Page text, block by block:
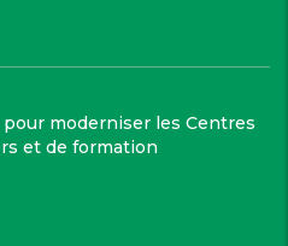
moderniser les Centres
et de formation